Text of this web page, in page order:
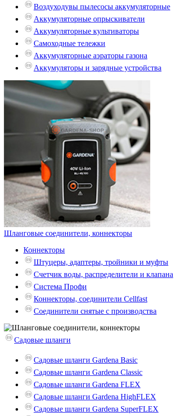
Воздуходувы пылесосы аккумуляторные
Аккумуляторные опрыскиватели
Аккумуляторные культиваторы
Самоходные тележки
Аккумуляторные аэраторы газона
Аккумуляторы и зарядные устройства
Шланговые соединители, коннекторы
Коннекторы
Штуцеры, адаптеры, тройники и муфты
Счетчик воды, распределители и клапана
Система Профи
Коннекторы, соединители Cellfast
Соединители снятые с производства
Садовые шланги
Садовые шланги Gardena Basic
Садовые шланги Gardena Classic
Садовые шланги Gardena FLEX
Садовые шланги Gardena HighFLEX
Садовые шланги Gardena SuperFLEX